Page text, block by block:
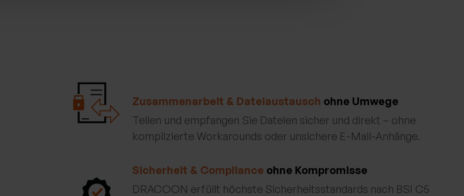
Zusammenarbeit & Dateiaustausch ohne Umwege
Teilen und empfangen Sie Dateien sicher und direkt – ohne
komplizierte Workarounds oder unsichere E-Mail-Anhänge.
Sicherheit & Compliance ohne Kompromisse
DRACOON erfüllt höchste Sicherheitsstandards nach BSI C5